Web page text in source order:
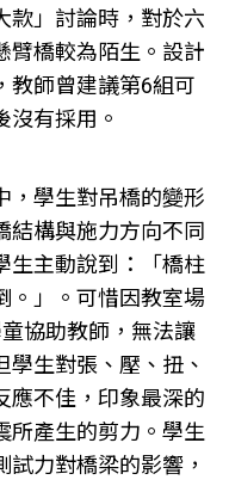
款」討論時，對於六
臂橋較為陌生。設計
教師曾建議第6組可
沒有採用。
，學生對吊橋的變形
結構與施力方向不同
生主動說到：「橋柱
。」。可惜因教室場
協助教師，無法讓
生對張、壓、扭、
應不佳，印象最深的
所產生的剪力。學生
力對橋梁的影響，